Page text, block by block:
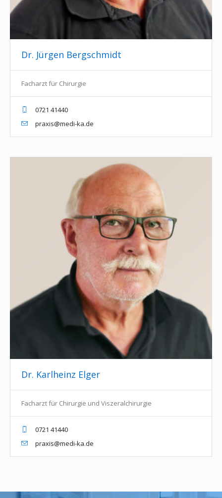
Dr. Jürgen Bergschmidt
Facharzt für Chirurgie
0721 41440
praxis@medi-ka.de
Dr. Karlheinz Elger
Facharzt für Chirurgie und Viszeralchirurgie
0721 41440
praxis@medi-ka.de